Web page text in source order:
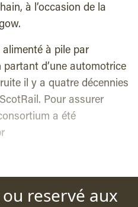
à l’occasion de la
à pile par
partant d’une automotrice
il y a quatre décennies
Pour assurer
a été
reservé aux